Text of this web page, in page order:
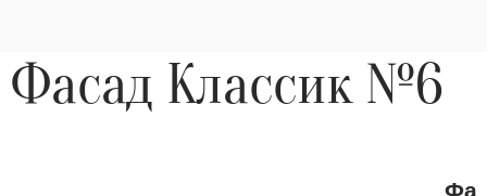
Фасад Классик №6